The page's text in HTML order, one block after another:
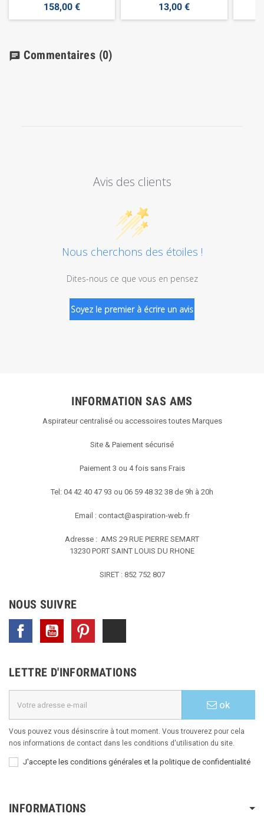
158,00 € 13,00 €
chat Commentaires (0)
Avis des clients
Nous cherchons des étoiles !
Dites-nous ce que vous en pensez
Soyez le premier à écrire un avis
INFORMATION SAS AMS
Aspirateur centralisé ou accessoires toutes Marques
Site & Paiement sécurisé
Paiement 3 ou 4 fois sans Frais
Tel: 04 42 40 47 93 ou 06 59 48 32 38 de 9h à 20h
Email : contact@aspiration-web.fr
Adresse : AMS 29 RUE PIERRE SEMART
13230 PORT SAINT LOUIS DU RHONE
SIRET : 852 752 807
NOUS SUIVRE
Facebook YouTube
LETTRE D'INFORMATIONS
ok
Vous pouvez vous désinscrire à tout moment. Vous trouverez pour cela
nos informations de contact dans les conditions d'utilisation du site.
J'accepte les conditions générales et la politique de confidentialité
INFORMATIONS